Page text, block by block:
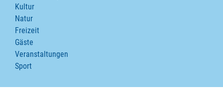
Kultur
Natur
Freizeit
Gäste
Veranstaltungen
Sport